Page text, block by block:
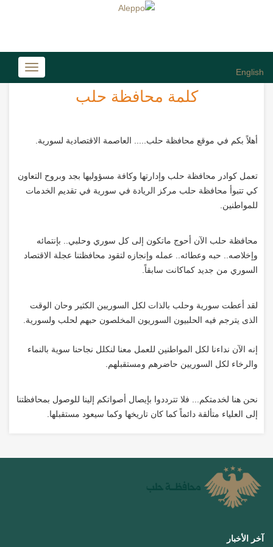
English
Toggle
كلمة محافظة حلب
أهلاً بكم في موقع محافظة حلب..... العاصمة الاقتصادية لسورية.
تعمل كوادر محافظة حلب وإدارتها وكافة مسؤوليها بجد وبروح التعاون
كي تتبوأ محافظة حلب مركز الريادة في سورية في تقديم الخدمات
للمواطنين.
محافظة حلب الآن أحوج ماتكون إلى كل سوري وحلبي.. بإنتمائه
وإخلاصه.. حبه وعطائه.. عمله وإنجازه لتقود محافظتنا عجلة الاقتصاد
السوري من جديد كماكانت سابقاً.
لقد أعطت سورية وحلب بالذات لكل السوريين الكثير وحان الوقت
الذى يترجم فيه الحلبيون السوريون المخلصون حبهم لحلب ولسورية.
إنه الآن نداءنا لكل المواطنين للعمل معنا لنكلل نجاحنا سوية بالنماء
والرخاء لكل السوريين حاضرهم ومستقبلهم.
نحن هنا لخدمتكم... فلا تترددوا بإيصال أصواتكم إلينا للوصول بمحافظتنا
إلى العلياء متألقة دائماً كما كان تاريخها وكما سيعود مستقبلها.
آخر الأخبار